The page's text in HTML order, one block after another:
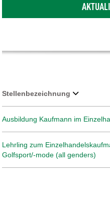
Stellenbezeichnung
Ausbildung Kaufmann im
Lehrling zum
Golfsport/-mode (all genders)